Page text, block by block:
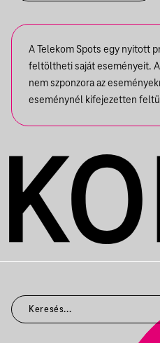
A Telekom Spots egy nyitott
feltöltheti saját eseményeit.
nem szponzora az
eseménynél kifejezetten